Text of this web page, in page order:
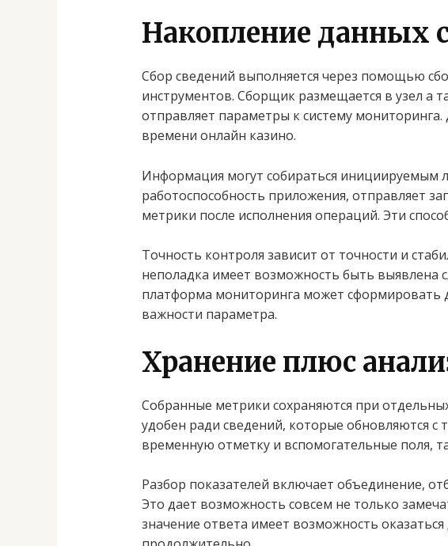
Накопление данных
Сбор сведений выполняется через помощью
инструментов. Сборщик размещается в узел а
отправляет параметры к систему
времени онлайн казино.
Информация могут собираться инициируемым
работоспособность приложения, отправляет
метрики после исполнения операций. Эти
Точность контроля зависит от точности и
неполадка имеет возможность быть
платформа мониторинга может сформировать
важности параметра.
Хранение плюс
Собранные метрики сохраняются при
удобен ради сведений, которые обновляются
временную отметку и вспомогательные поля,
Разбор показателей включает объединение,
Это дает возможность совсем не только
значение ответа имеет возможность